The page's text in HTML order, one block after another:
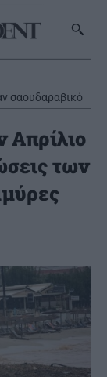
σαουδαραβικό
Απρίλιο
των